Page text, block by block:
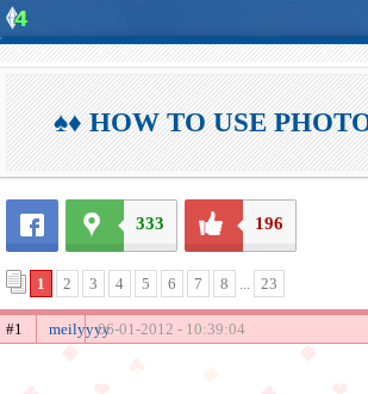
♠♦ HOW TO USE
333 196
1 2 3 4 5 6 7 8 ... 23
#1 meilyyyy06-01-2012 - 10:39:04